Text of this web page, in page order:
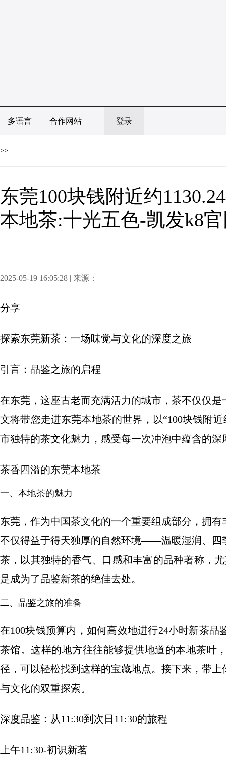
多语言 合作网站 登录
>>
东莞100块钱附近约
本地茶:十光五色-凯发k8
2025-05-19 16:05:28 | 来源：
分享
探索东莞新茶：一场味觉与文化的深度之旅
引言：品鉴之旅的启程
在东莞，这座古老而充满活力的城市，茶不仅仅
文将带您走进东莞本地茶的世界，以“100块钱附
市独特的茶文化魅力，感受每一次冲泡中蕴含的
茶香四溢的东莞本地茶
一、本地茶的魅力
东莞，作为中国茶文化的一个重要组成部分，拥
不仅得益于得天独厚的自然环境——温暖湿润、四
茶，以其独特的香气、口感和丰富的品种著称，
是成为了品鉴新茶的绝佳去处。
二、品鉴之旅的准备
在100块钱预算内，如何高效地进行24小时新茶
茶馆。这样的地方往往能够提供地道的本地茶叶
径，可以轻松找到这样的宝藏地点。接下来，带
与文化的双重探索。
深度品鉴：从11:30到次日11:30的旅程
上午11:30-初识新茗